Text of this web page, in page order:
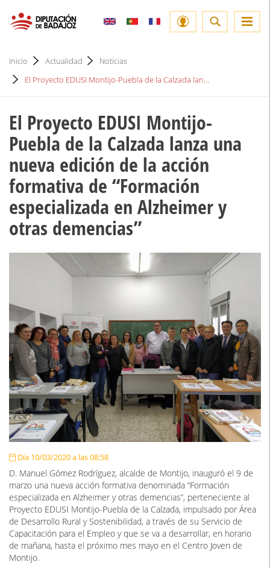
Inicio Actualidad
Noticias
El Proyecto EDUSI Montijo-Puebla de la Calzada lan...
El Proyecto EDUSI Montijo-
Puebla de la Calzada lanza una
nueva edición de la acción
formativa de “Formación
especializada en Alzheimer y
otras demencias”
Día 10/03/2020 a las 08:58
D. Manuel Gómez Rodríguez, alcalde de Montijo, inauguró el 9 de
marzo una nueva acción formativa denominada “Formación
especializada en Alzheimer y otras demencias”, perteneciente al
Proyecto EDUSI Montijo-Puebla de la Calzada, impulsado por Área
de Desarrollo Rural y Sostenibilidad, a través de su Servicio de
Capacitación para el Empleo y que se va a desarrollar, en horario
de mañana, hasta el próximo mes mayo en el Centro Joven de
Montijo.